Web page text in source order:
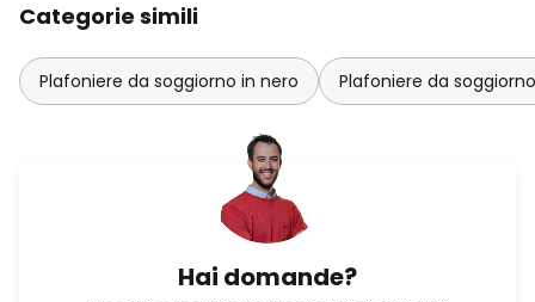
Categorie simili
Plafoniere da soggiorno in nero Plafoniere da
Hai domande?